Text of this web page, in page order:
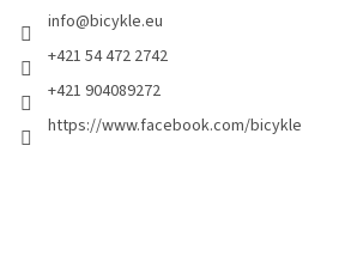
info@bicykle.eu
+421 54 472 2742
+421 904089272
https://www.facebook.com/bicykle